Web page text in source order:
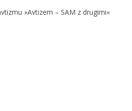
»Avtizem – SAM z drugimi«